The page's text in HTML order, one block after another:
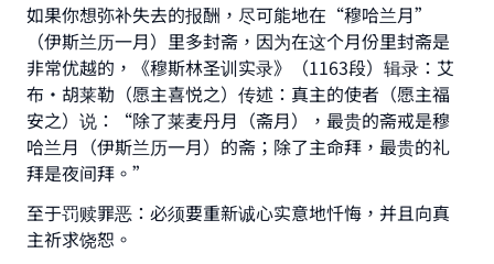
如果你想弥补失去的报酬，尽可能地在“穆哈兰月”
（伊斯兰历一月）里多封斋，因为在这个月份里封斋是
非常优越的，《穆斯林圣训实录》（1163段）辑录：艾
布•胡莱勒（愿主喜悦之）传述：真主的使者（愿主福
安之）说：“除了莱麦丹月（斋月），最贵的斋戒是穆
哈兰月（伊斯兰历一月）的斋；除了主命拜，最贵的礼
拜是夜间拜。”
至于罚赎罪恶：必须要重新诚心实意地忏悔，并且向真
主祈求饶恕。